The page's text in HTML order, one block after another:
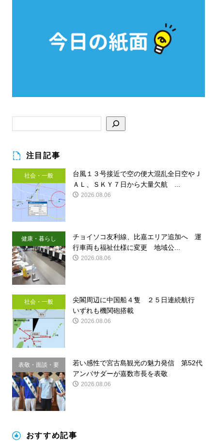
注目記事
社会・一般
台風１３号接近で空の便大混乱全日空やＪ
ＡＬ、ＳＫＹ７日から大量欠航 ...
2026.08.06
健康・暮らし
チョイソコ友利線、比嘉エリア追加へ 運
行車両も福祉仕様に変更 地域公...
2026.08.06
社会・一般
尖閣周辺に中国船４隻 ２５日連続航行
いずれも機関砲搭載
2026.08.06
表敬・面談・要
請
若い感性で宮古島観光の魅力発信 第52代
アンバサダーが嘉数市長を表敬
2026.08.06
おすすめ記事